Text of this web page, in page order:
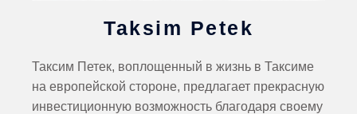
Taksim Petek
Таксим Петек, воплощенный в жизнь в Таксиме
на европейской стороне, предлагает прекрасную
инвестиционную возможность благодаря своему